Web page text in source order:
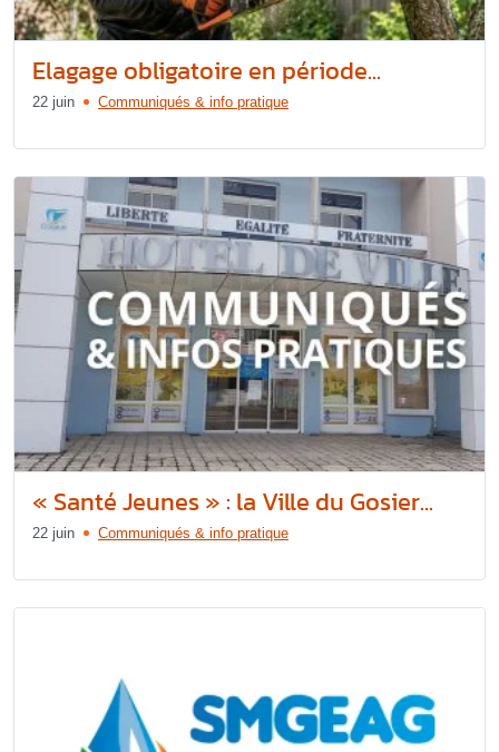
Elagage obligatoire en période...
22 juin Communiqués & info pratique
« Santé Jeunes » : la Ville du Gosier...
22 juin Communiqués & info pratique